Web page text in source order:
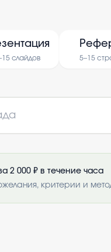
слайдов 5–15
2 000 ₽ в течение часа
критерии и